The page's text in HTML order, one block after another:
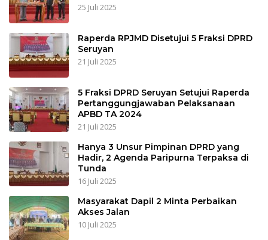
25 Juli 2025
Raperda RPJMD Disetujui 5 Fraksi DPRD
Seruyan
21 Juli 2025
5 Fraksi DPRD Seruyan Setujui Raperda
Pertanggungjawaban Pelaksanaan
APBD TA 2024
21 Juli 2025
Hanya 3 Unsur Pimpinan DPRD yang
Hadir, 2 Agenda Paripurna Terpaksa di
Tunda
16 Juli 2025
Masyarakat Dapil 2 Minta Perbaikan
Akses Jalan
10 Juli 2025